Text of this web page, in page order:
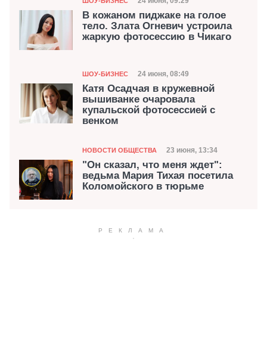
Дата публикации
В кожаном пиджаке на голое
тело. Злата Огневич устроила
жаркую фотосессию в Чикаго
Категория
ШОУ-БИЗНЕС Дата публикации
24 июня, 08:49
Катя Осадчая в кружевной
вышиванке очаровала
купальской фотосессией с
венком
Категория
НОВОСТИ ОБЩЕСТВА Дата публикации
23 июня, 13:34
"Он сказал, что меня ждет":
ведьма Мария Тихая посетила
Коломойского в тюрьме